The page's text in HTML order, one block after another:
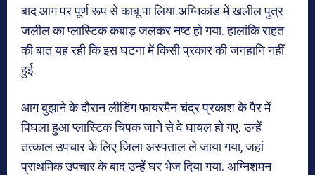
बाद आग पर पूर्ण रूप से काबू पा लिया.अग्निकांड में खलील पुत्र
जलील का प्लास्टिक कबाड़ जलकर नष्ट हो गया. हालांकि राहत
की बात यह रही कि इस घटना में किसी प्रकार की जनहानि नहीं
हुई.
आग बुझाने के दौरान लीडिंग फायरमैन चंद्र प्रकाश के पैर में
पिघला हुआ प्लास्टिक चिपक जाने से वे घायल हो गए. उन्हें
तत्काल उपचार के लिए जिला अस्पताल ले जाया गया, जहां
प्राथमिक उपचार के बाद उन्हें घर भेज दिया गया. अग्निशमन